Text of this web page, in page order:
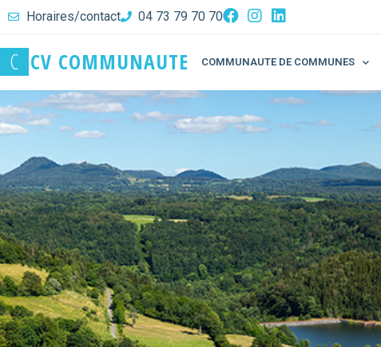
Horaires/contact 04 73 79 70 70
C CV COMMUNAUTE COMMUNAUTE DE COMMUNES